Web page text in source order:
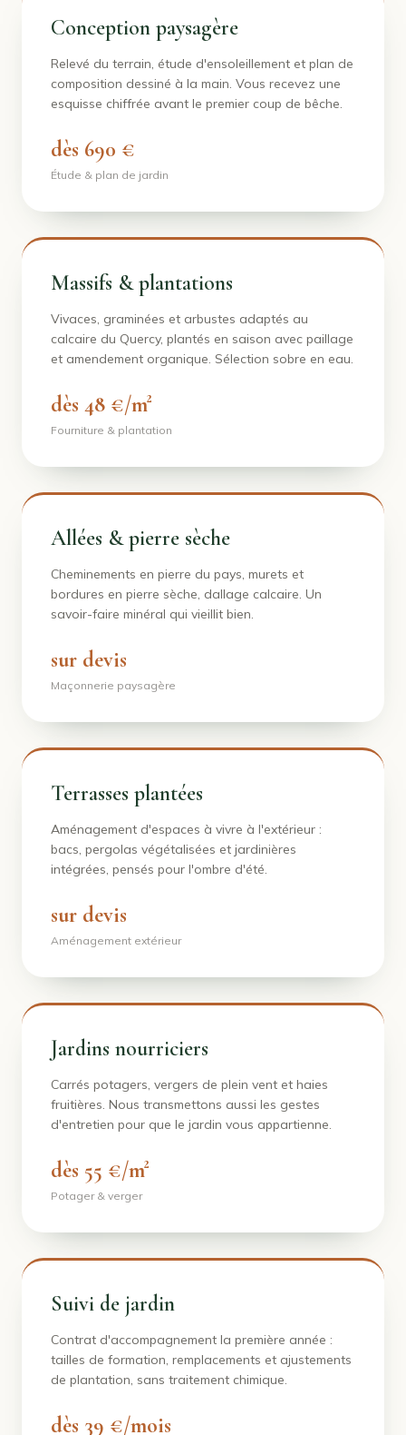
Conception paysagère
Relevé du terrain, étude d'ensoleillement et plan de
composition dessiné à la main. Vous recevez une
esquisse chiffrée avant le premier coup de bêche.
dès 690 €
Étude & plan de jardin
Massifs & plantations
Vivaces, graminées et arbustes adaptés au
calcaire du Quercy, plantés en saison avec paillage
et amendement organique. Sélection sobre en eau.
dès 48 €/m²
Fourniture & plantation
Allées & pierre sèche
Cheminements en pierre du pays, murets et
bordures en pierre sèche, dallage calcaire. Un
savoir-faire minéral qui vieillit bien.
sur devis
Maçonnerie paysagère
Terrasses plantées
Aménagement d'espaces à vivre à l'extérieur :
bacs, pergolas végétalisées et jardinières
intégrées, pensés pour l'ombre d'été.
sur devis
Aménagement extérieur
Jardins nourriciers
Carrés potagers, vergers de plein vent et haies
fruitières. Nous transmettons aussi les gestes
d'entretien pour que le jardin vous appartienne.
dès 55 €/m²
Potager & verger
Suivi de jardin
Contrat d'accompagnement la première année :
tailles de formation, remplacements et ajustements
de plantation, sans traitement chimique.
dès 39 €/mois